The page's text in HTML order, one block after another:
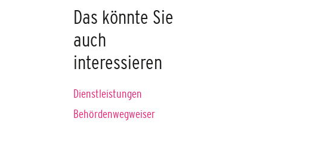
Das könnte Sie
auch
interessieren
Dienstleistungen
Behördenwegweiser